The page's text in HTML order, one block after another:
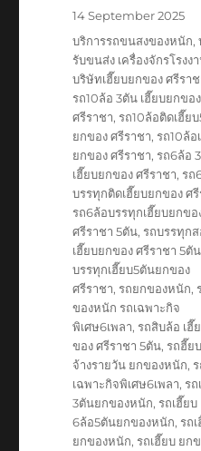
Posted
on
14 September 2025
Tags
บริการรถขนสงของหนัก,
รับขนส่ง เครื่องจักรโรงง
บริษัทเฮี๊ยบยกของ ศรีราช
รถ10ล้อ 3ตัน เฮี๊ยบยกของ
ศรีราชา,รถ10ล้อติดเฮี๊ย
ยกของ ศรีราชา,รถ10ล้อ
ยกของ ศรีราชา,รถ6ล้อ
เฮี๊ยบยกของ ศรีราชา,รถ
บรรทุกติดเฮี๊ยบยกของ ศรี
รถ6ล้อบรรทุกเฮี๊ยบยกขอ
ศรีราชา 5ตัน,รถบรรทุก
เฮี๊ยบยกของ ศรีราชา 5ตัน
บรรทุกเฮี๊ยบ5ตันยกของ
ศรีราชา,รถยกของหนัก,
ของหนัก รถเฉพาะกิจ
พิเศษ6เพลา,รถสิบล้อ เฮี๊
ของ ศรีราชา 5ตัน,รถฮี๊ย
จ้างรายวัน ยกของหนัก,
เฉพาะกิจพิเศษ6เพลา,รถ
3ตันยกของหนัก,รถเฮี๊ยบ
6ล้อ5ตันยกของหนัก,รถ
ยกของหนัก,รถเฮี๊ยบ ยก